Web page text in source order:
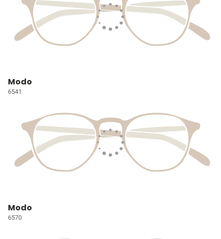
Modo
6541
Modo
6570